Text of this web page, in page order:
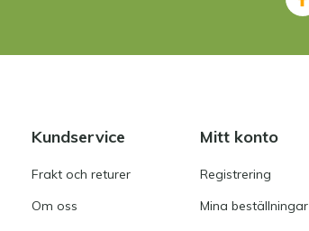
Kundservice
Frakt och returer
Om oss
Mitt konto
Registrering
Mina beställningar